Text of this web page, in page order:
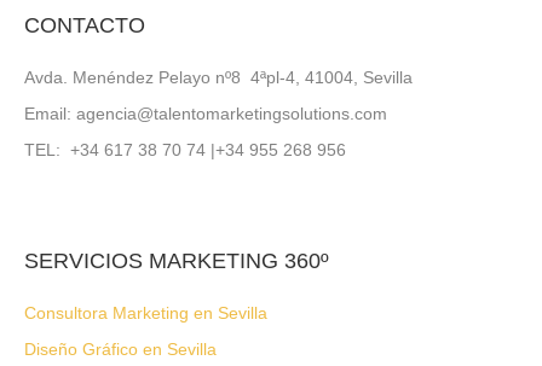
CONTACTO
Avda. Menéndez Pelayo nº8 4ªpl-4, 41004, Sevilla
Email: agencia@talentomarketingsolutions.com
TEL: +34 617 38 70 74 |+34 955 268 956
SERVICIOS MARKETING 360º
Consultora Marketing en Sevilla
Diseño Gráfico en Sevilla